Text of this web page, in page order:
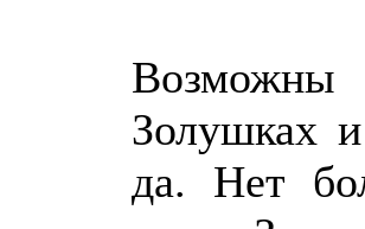
Золушках
да. Нет